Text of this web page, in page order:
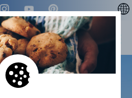
ENGLISH
ESPAÑOL
FRANÇAIS